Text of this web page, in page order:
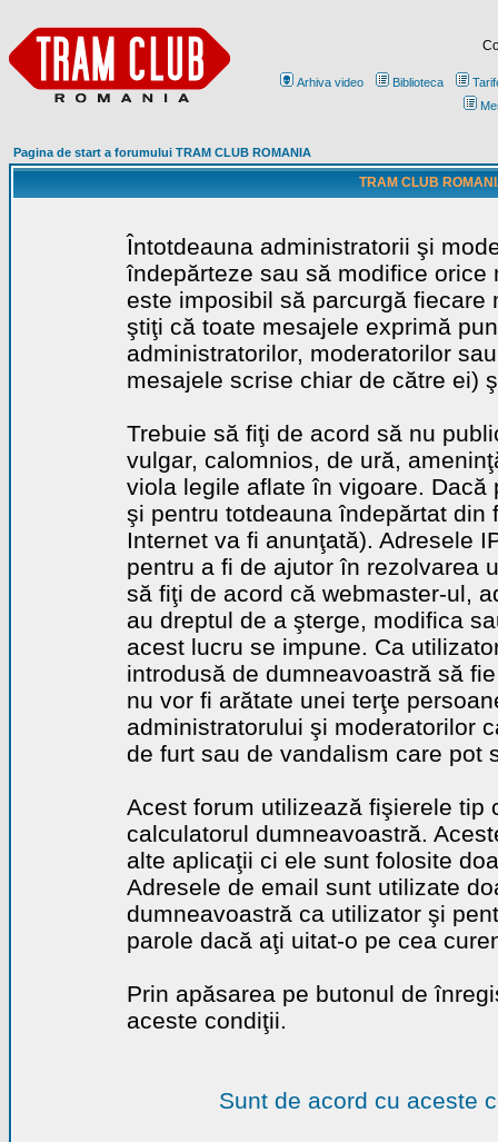
Arhiva video Biblioteca
Pagina de start a forumului TRAM CLUB ROMANIA
TRAM CLUB
Întotdeauna administratorii şi
îndepărteze sau să modifice
este imposibil să parcurgă
ştiţi că toate mesajele exprimă
administratorilor, moderatorilor
mesajele scrise chiar de către ei)
Trebuie să fiţi de acord să nu
vulgar, calomnios, de ură,
viola legile aflate în vigoare.
şi pentru totdeauna îndepărtat
Internet va fi anunţată). Adresele
pentru a fi de ajutor în rezolvarea
să fiţi de acord că webmaster-ul,
au dreptul de a şterge, modifica
acest lucru se impune. Ca
introdusă de dumneavoastră să
nu vor fi arătate unei terţe
administratorului şi moderatorilor
de furt sau de vandalism care pot
Acest forum utilizează fişierele tip
calculatorul dumneavoastră.
alte aplicaţii ci ele sunt folosite
Adresele de email sunt utilizate
dumneavoastră ca utilizator şi
parole dacă aţi uitat-o pe cea
Prin apăsarea pe butonul de
aceste condiţii.
Sunt de acord cu aceste